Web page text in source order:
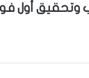
وتحقيق أول